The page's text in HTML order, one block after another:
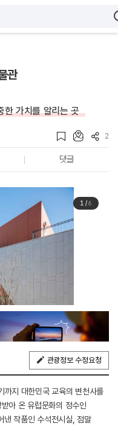
관
한 가치를 알리는 곳
2
댓글
1/6
관광정보 수정요청
까지 대한민국 교육의 변천사를
아 온 유럽문화의 정수인
낸 작품인 수석전시실, 점말